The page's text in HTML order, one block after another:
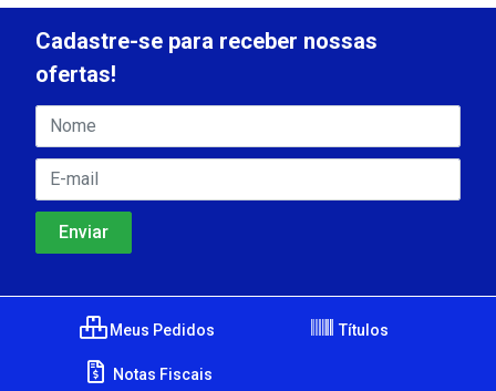
Cadastre-se para receber nossas
ofertas!
Meus Pedidos Títulos
Notas Fiscais